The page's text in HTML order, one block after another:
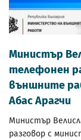
Министър
телефонен
външните
Абас Арагчи
Министър
разговор с